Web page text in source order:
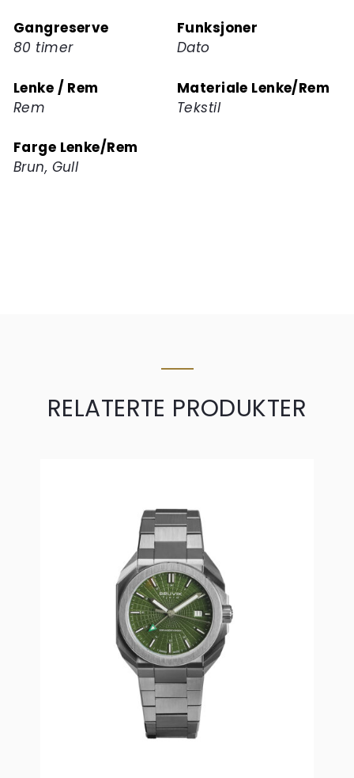
Gangreserve
80 timer
Funksjoner
Dato
Lenke / Rem
Rem
Materiale Lenke/Rem
Tekstil
Farge Lenke/Rem
Brun, Gull
RELATERTE PRODUKTER